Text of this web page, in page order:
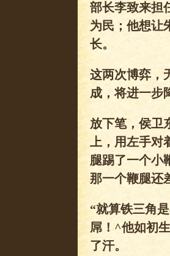
部长李致来担
为民；他想让
长。
这两次博弈，
成，将进一步
放下笔，侯卫
上，用左手对
腿踢了一个小
那一个鞭腿还
“就算铁三角
屌！^他如初
了汗。